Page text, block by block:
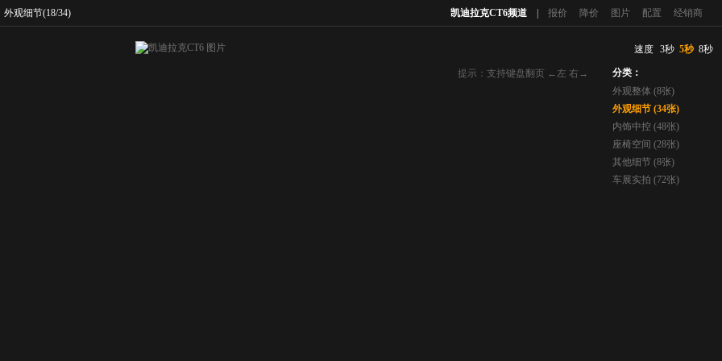
凯迪拉克CT6频道 报价 降价 图片 配置 经销商
外观细节(18/34)
提示：支持键盘翻页 ←左 右→
速度 3秒 5秒 8秒
分类：
外观整体 (8张)
外观细节 (34张)
内饰中控 (48张)
座椅空间 (28张)
其他细节 (8张)
车展实拍 (72张)